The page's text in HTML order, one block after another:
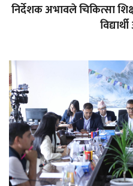
निर्देशक अभावले चिकित्सा